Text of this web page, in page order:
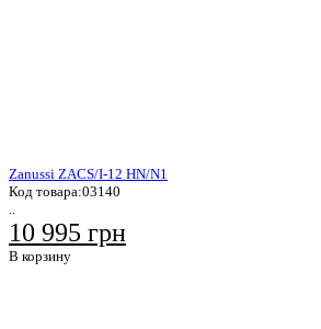
Zanussi ZACS/I-12 HN/N1
Код товара:03140
..
10 995 грн
В корзину